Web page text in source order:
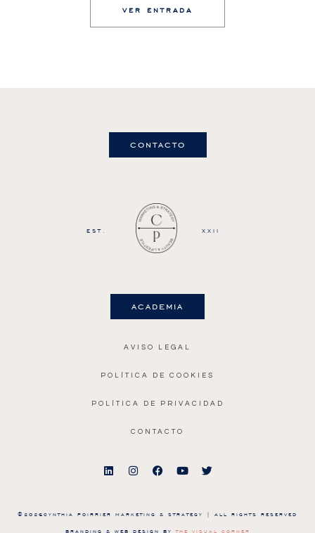
VER ENTRADA
contacto
EST. XXII
academia
AVISO LEGAL
POLÍTICA DE COOKIES
POLÍTICA DE PRIVACIDAD
CONTACTO
©2026CYNTHIA POIRRIER MARKETING & STRATEGY | ALL RIGHTS RESERVED
BRANDING & WEB DESIGN BYTHE VISUAL CORNER